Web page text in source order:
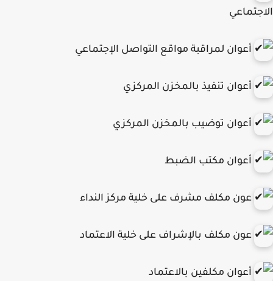
أعوان لمراقبة مواقع التواصل الإجتماعي
أعوان تنفيذ بالمخزن المركزي
أعوان توضيب بالمخزن المركزي
أعوان مكتب الضبط
عون مكلف مشرف على خلية مركز النداء
عون مكلف بالإشراف على خلية الاعتماد
أعوان مكلفين بالاعتماد